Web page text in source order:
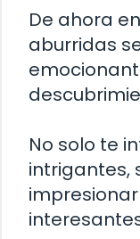
De ahora
aburridas
No solo te
intrigantes,